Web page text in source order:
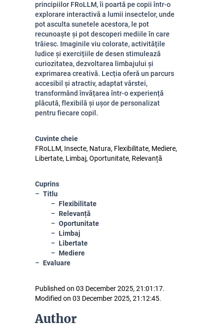
principiilor FRoLLM, îi poartă pe copii într-o
explorare interactivă a lumii insectelor, unde
pot asculta sunetele acestora, le pot
recunoaște și pot descoperi mediile în care
trăiesc. Imaginile viu colorate, activitățile
ludice și exercițiile de desen stimulează
curiozitatea, dezvoltarea limbajului și
exprimarea creativă. Lecția oferă un parcurs
accesibil și atractiv, adaptat vârstei,
transformând învățarea într-o experiență
plăcută, flexibilă și ușor de personalizat
pentru fiecare copil.
Cuvinte cheie
FRoLLM, Insecte, Natura, Flexibilitate, Mediere,
Libertate, Limbaj, Oportunitate, Relevanță
Cuprins
Titlu
Flexibilitate
Relevanță
Oportunitate
Limbaj
Libertate
Mediere
Evaluare
Published on 03 December 2025, 21:01:17.
Modified on 03 December 2025, 21:12:45.
Author